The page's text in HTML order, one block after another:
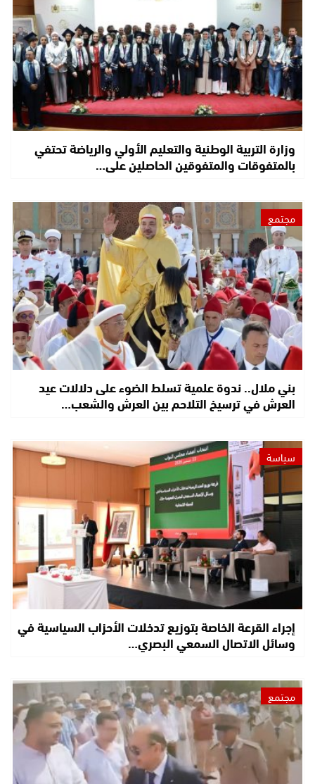
وزارة التربية الوطنية والتعليم الأولي والرياضة تحتفي
بالمتفوقات والمتفوقين الحاصلين على…
مجتمع
بني ملال.. ندوة علمية تسلط الضوء على دلالات عيد
العرش في ترسيخ التلاحم بين العرش والشعب…
سياسة
إجراء القرعة الخاصة بتوزيع تدخلات الأحزاب السياسية في
وسائل الاتصال السمعي البصري…
مجتمع